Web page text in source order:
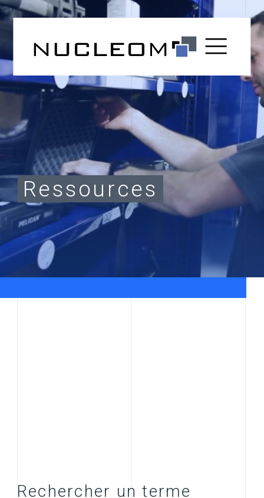
Ressources
Rechercher un terme